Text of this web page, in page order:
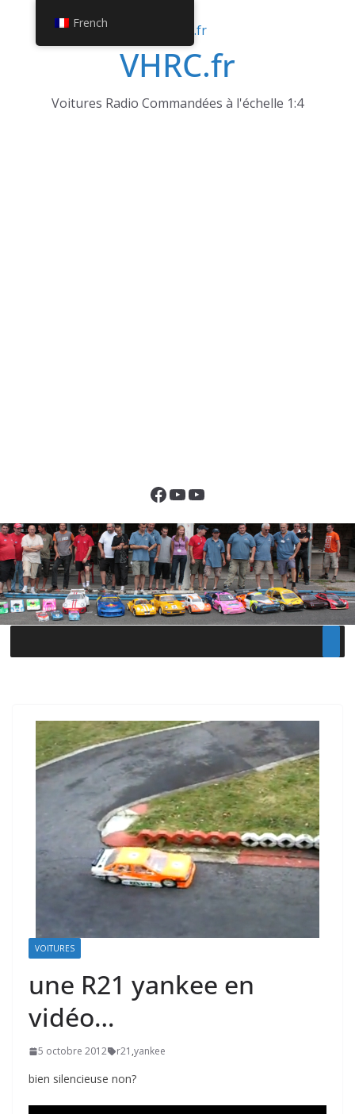
VHRC.fr
Voitures Radio Commandées à l'échelle 1:4
Facebook
YouTube
YouTube
VOITURES
une R21 yankee en
vidéo…
5 octobre 2012 r21 ,yankee
bien silencieuse non?
French